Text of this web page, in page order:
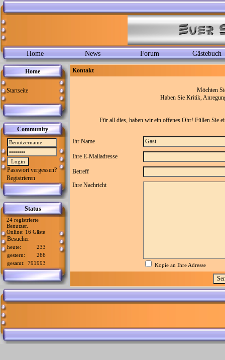
Home News Forum Gästebuch
Home
Startseite
Community
Passwort vergessen?
Registrieren
Status
24 registrierte
Benutzer.
Online: 16 Gäste
Besucher
heute:
233
gestern:
266
gesamt: 791993
Kontakt
Möchten
Haben Sie Kritik,
Für all dies, haben wir ein offenes Ohr! Füllen Sie
Ihr Name
Ihre E-Mailadresse
Betreff
Ihre Nachricht
Kopie an Ihre Adresse